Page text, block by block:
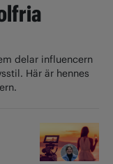
delar influencern
Här är hennes